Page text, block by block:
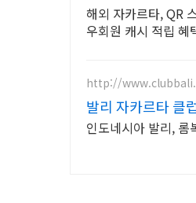
해외 자카르타, QR
우회원 캐시 적립 혜
http://
발리 자카르타 클
인도네시아 발리, 롬